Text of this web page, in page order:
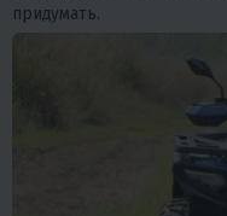
придумать.